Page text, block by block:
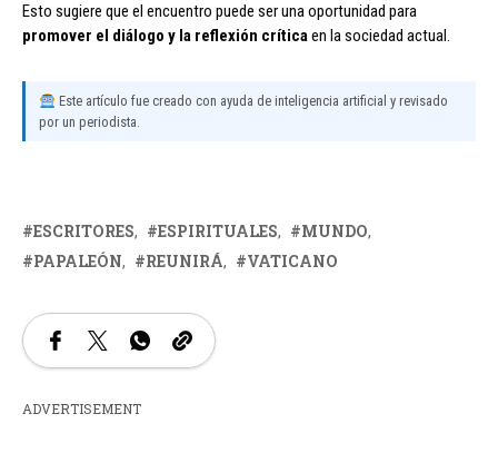
Esto sugiere que el encuentro puede ser una oportunidad para
promover el diálogo y la reflexión críticaen la sociedad actual.
Este artículo fue creado con ayuda de inteligencia artificial y revisado
por un periodista.
ESCRITORES ESPIRITUALES
MUNDO
PAPALEÓN
REUNIRÁ VATICANO
ADVERTISEMENT